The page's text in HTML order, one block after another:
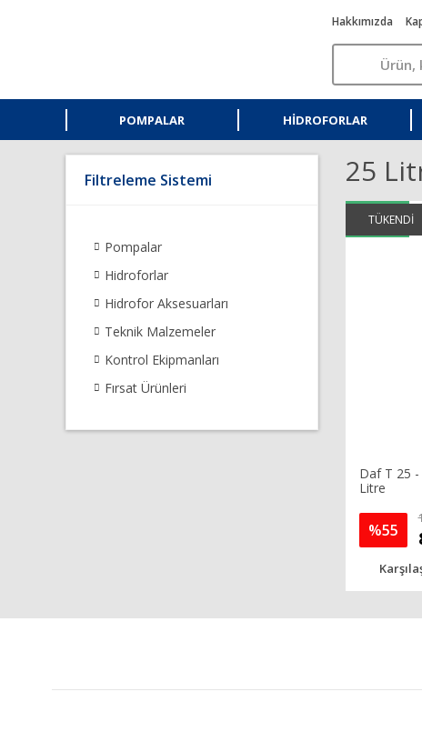
Hakkımızda
POMPALAR HIDROFORLAR
Filtreleme Sistemi
Pompalar
Hidroforlar
Hidrofor Aksesuarları
Teknik Malzemeler
Kontrol Ekipmanları
Fırsat Ürünleri
25
TÜKENDİ
AYNI GÜN
KARGO
Daf T 25 -
Litre
%55